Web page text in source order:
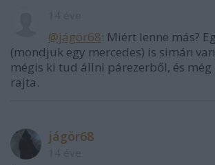
@jágör68: Miért lenne más?
(mondjuk egy mercedes) is simán
mégis ki tud állni párezerből, és
rajta.
jágör68